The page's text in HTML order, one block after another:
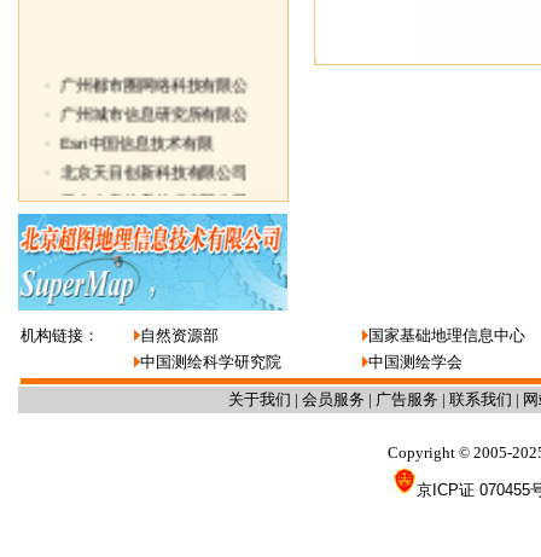
·
广州都市圈网络科技有限公
·
广州城市信息研究所有限公
·
Esri中国信息技术有限
北京天目创新科技有限公司
·
武大吉奥信息技术有限公司
·
北京超图软件股份有限公司
·
广东南方数码科技有限公司
·
武汉点云科技有限公司
·
上海数慧系统技术有限公司
·
保定金迪地下管线探测工程
北京天下图数据技术有限公
机构链接： 自然资源部
国家基础地理信息中心
中国测绘科学研究院
中国测绘学会
关于我们 | 会员服务 | 广告服务 | 联系我们 |
Copyright © 2005-
京ICP证 070455